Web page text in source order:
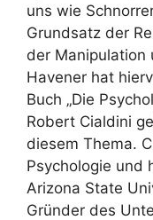
uns wie
Grundsatz der
der Manipulation
Havener hat
Buch „Die
Robert Cialdini
diesem Thema.
Psychologie und
Arizona State
Gründer des